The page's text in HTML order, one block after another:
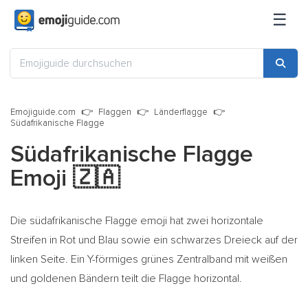
☰
Emojiguide.com Flaggen
Länderflagge
Südafrikanische Flagge
Südafrikanische Flagge
Emoji 🇿🇦
Die südafrikanische Flagge emoji hat zwei horizontale
Streifen in Rot und Blau sowie ein schwarzes Dreieck auf der
linken Seite. Ein Y-förmiges grünes Zentralband mit weißen
und goldenen Bändern teilt die Flagge horizontal.